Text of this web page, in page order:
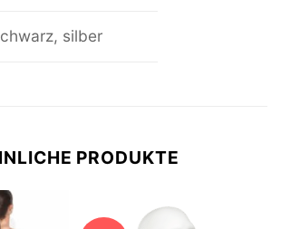
silber
PRODUKTE